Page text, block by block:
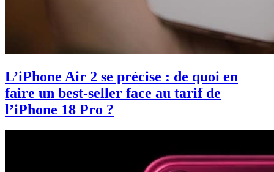
L’iPhone Air 2 se précise : de quoi en
faire un best-seller face au tarif de
l’iPhone 18 Pro ?